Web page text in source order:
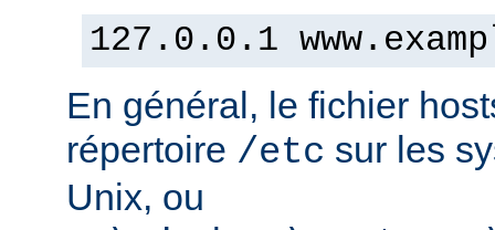
127.0.0.1
En général, le fichier
répertoire /etc sur les
Unix, ou